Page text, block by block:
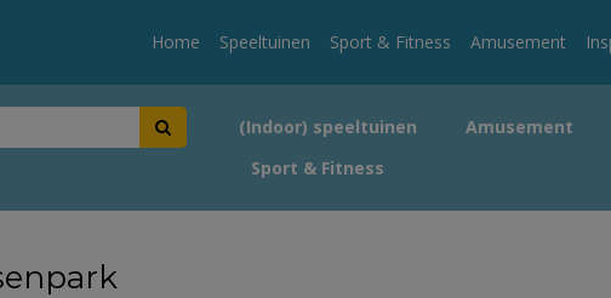
Home Speeltuinen Sport & Fitness Amusement
(Indoor) speeltuinen Amusement
Sport & Fitness